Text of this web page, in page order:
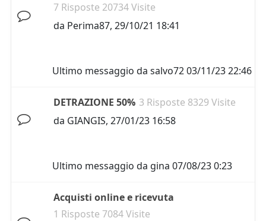
7 Risposte 20734 Visite
da Perima87, 29/10/21 18:41
Ultimo messaggio da salvo7203/11/23 22:46
DETRAZIONE 50% 3 Risposte 8329 Visite
da GIANGIS, 27/01/23 16:58
Ultimo messaggio da gina 07/08/23 0:23
Acquisti online e ricevuta
1 Risposte 7084 Visite